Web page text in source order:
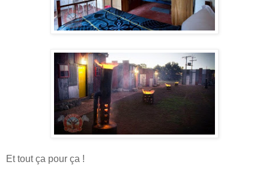
Et tout ça pour ça !